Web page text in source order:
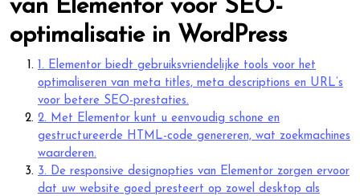
van Elementor voor SEO-
optimalisatie in WordPress
1. Elementor biedt gebruiksvriendelijke tools voor het
optimaliseren van meta titles, meta descriptions en URL’s
voor betere SEO-prestaties.
2. Met Elementor kunt u eenvoudig schone en
gestructureerde HTML-code genereren, wat zoekmachines
waarderen.
3. De responsive designopties van Elementor zorgen ervoor
dat uw website goed presteert op zowel desktop als